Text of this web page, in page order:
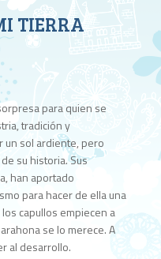
TIERRA
para quien se
tradición y
un sol ardiente, pero
su historia. Sus
han aportado
para hacer de ella una
capullos empiecen a
se lo merece. A
al desarrollo.
stock